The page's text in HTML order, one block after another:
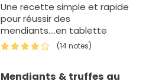
Une recette simple et rapide
pour réussir des
mendiants....en tablette
(14 notes)
Mendiants & truffes au